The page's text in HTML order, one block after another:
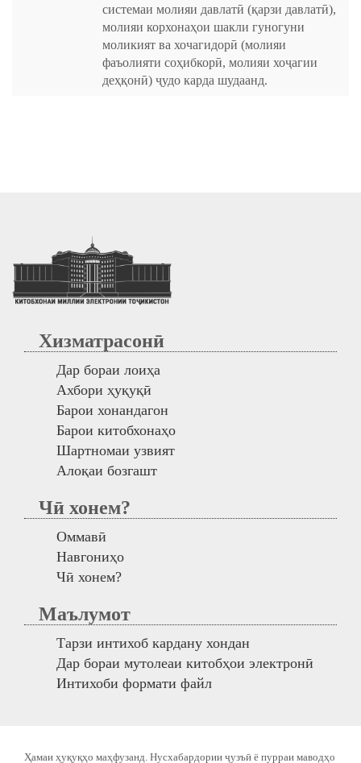
системаи молияи давлатӣ (қарзи давлатӣ),
молияи корхонаҳои шакли гуногуни
моликият ва хочагидорӣ (молияи
фаъолияти соҳибкорӣ, молияи хоҷагии
деҳқонӣ) ҷудо карда шудаанд.
Хизматрасонӣ
Дар бораи лоиҳа
Ахбори ҳуқуқӣ
Барои хонандагон
Барои китобхонаҳо
Шартномаи узвият
Алоқаи бозгашт
Чӣ хонем?
Оммавӣ
Навгониҳо
Чӣ хонем?
Маълумот
Тарзи интихоб кардану хондан
Дар бораи мутолеаи китобҳои электронӣ
Интихоби формати файл
Ҳамаи ҳуқуқҳо маҳфузанд. Нусхабардории ҷузъӣ ё пурраи маводҳо